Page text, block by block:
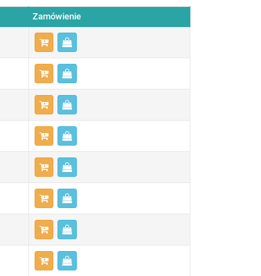
Zamówienie